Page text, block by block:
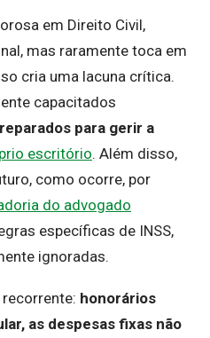
em Direito Civil,
mas raramente toca em
cria uma lacuna crítica.
capacitados
para gerir a
escritório. Além disso,
como ocorre, por
do advogado
específicas de INSS,
ignoradas.
honorários
as despesas fixas não